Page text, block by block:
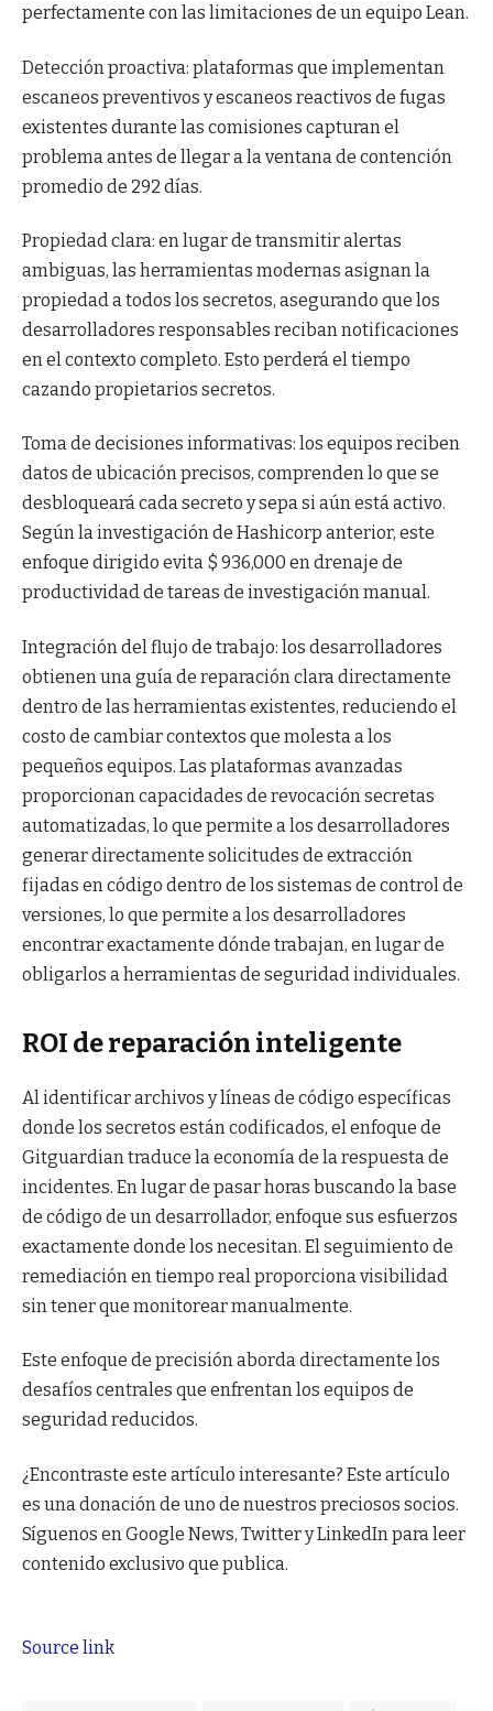
perfectamente con las limitaciones de un equipo Lean.
Detección proactiva: plataformas que implementan
escaneos preventivos y escaneos reactivos de fugas
existentes durante las comisiones capturan el
problema antes de llegar a la ventana de contención
promedio de 292 días.
Propiedad clara: en lugar de transmitir alertas
ambiguas, las herramientas modernas asignan la
propiedad a todos los secretos, asegurando que los
desarrolladores responsables reciban notificaciones
en el contexto completo. Esto perderá el tiempo
cazando propietarios secretos.
Toma de decisiones informativas: los equipos reciben
datos de ubicación precisos, comprenden lo que se
desbloqueará cada secreto y sepa si aún está activo.
Según la investigación de Hashicorp anterior, este
enfoque dirigido evita $ 936,000 en drenaje de
productividad de tareas de investigación manual.
Integración del flujo de trabajo: los desarrolladores
obtienen una guía de reparación clara directamente
dentro de las herramientas existentes, reduciendo el
costo de cambiar contextos que molesta a los
pequeños equipos. Las plataformas avanzadas
proporcionan capacidades de revocación secretas
automatizadas, lo que permite a los desarrolladores
generar directamente solicitudes de extracción
fijadas en código dentro de los sistemas de control de
versiones, lo que permite a los desarrolladores
encontrar exactamente dónde trabajan, en lugar de
obligarlos a herramientas de seguridad individuales.
ROI de reparación inteligente
Al identificar archivos y líneas de código específicas
donde los secretos están codificados, el enfoque de
Gitguardian traduce la economía de la respuesta de
incidentes. En lugar de pasar horas buscando la base
de código de un desarrollador, enfoque sus esfuerzos
exactamente donde los necesitan. El seguimiento de
remediación en tiempo real proporciona visibilidad
sin tener que monitorear manualmente.
Este enfoque de precisión aborda directamente los
desafíos centrales que enfrentan los equipos de
seguridad reducidos.
¿Encontraste este artículo interesante? Este artículo
es una donación de uno de nuestros preciosos socios.
Síguenos en Google News, Twitter y LinkedIn para leer
contenido exclusivo que publica.
Source link